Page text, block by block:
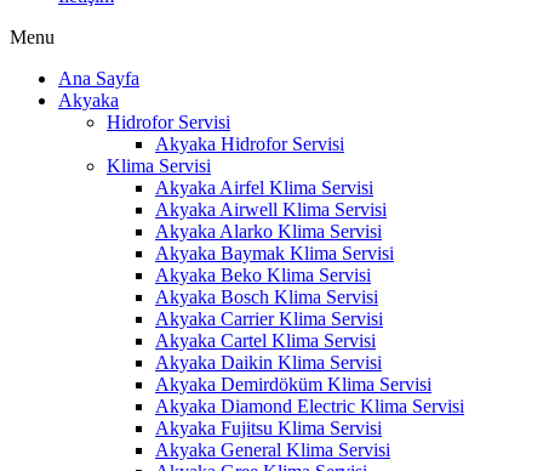
Menu
Ana Sayfa
Akyaka
Hidrofor Servisi
Akyaka Hidrofor Servisi
Klima Servisi
Akyaka Airfel Klima Servisi
Akyaka Airwell Klima Servisi
Akyaka Alarko Klima Servisi
Akyaka Baymak Klima Servisi
Akyaka Beko Klima Servisi
Akyaka Bosch Klima Servisi
Akyaka Carrier Klima Servisi
Akyaka Cartel Klima Servisi
Akyaka Daikin Klima Servisi
Akyaka Demirdöküm Klima Servisi
Akyaka Diamond Electric Klima Servisi
Akyaka Fujitsu Klima Servisi
Akyaka General Klima Servisi